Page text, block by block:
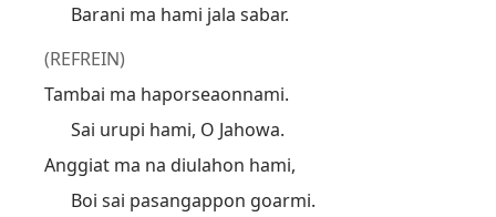
Barani ma hami jala sabar.
(REFREIN)
Tambai ma haporseaonnami.
Sai urupi hami, O Jahowa.
Anggiat ma na diulahon hami,
Boi sai pasangappon goarmi.